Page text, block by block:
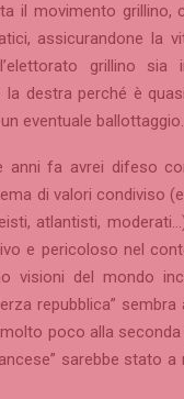
il movimento grillino,
assicurandone la
grillino sia
destra perché è
eventuale ballottaggio.
anni fa avrei difeso
di valori condiviso
atlantisti,
e pericoloso nel
visioni del mondo
repubblica” sembra
poco alla seconda
sarebbe stato